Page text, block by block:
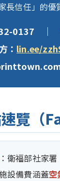
長信任」的優
0137 ｜
： lin.ee/
覽（
衛福部社家
設備費涵蓋空